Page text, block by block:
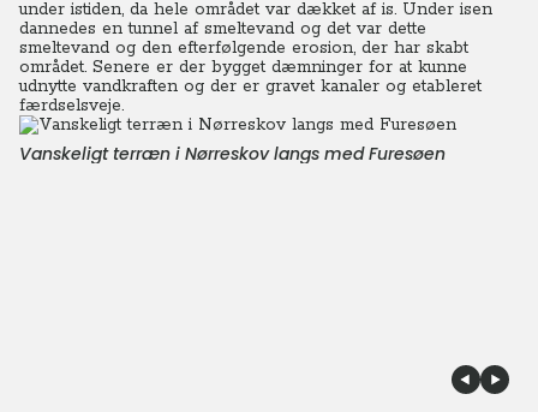
under istiden, da hele området var dækket af is. Under isen
dannedes en tunnel af smeltevand og det var dette
smeltevand og den efterfølgende erosion, der har skabt
området. Senere er der bygget dæmninger for at kunne
udnytte vandkraften og der er gravet kanaler og etableret
færdselsveje.
Vanskeligt terræn i Nørreskov langs med Furesøen